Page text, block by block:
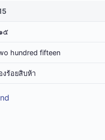
๕
hundred fifteen
ง​ร้อย​สิบ​ห้า